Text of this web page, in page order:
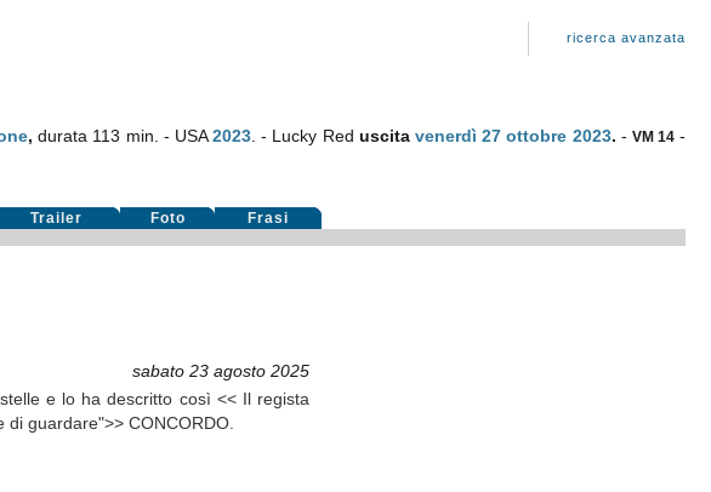
ricerca avanzata
,durata 113 min. - USA2023 . - Lucky Red uscita venerdì 27 ottobre 2023. - VM 14 -
Trailer Foto Frasi
sabato 23 agosto 2025
e lo ha descritto così << Il regista
guardare">> CONCORDO.